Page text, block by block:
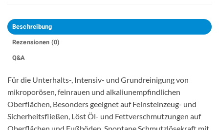
Beschreibung
Rezensionen (0)
Q&A
Für die Unterhalts-, Intensiv- und Grundreinigung von
mikroporösen, feinrauen und alkaliunempfindlichen
Oberflächen, Besonders geeignet auf Feinsteinzeug- und
Sicherheitsfließen, Löst Öl- und Fettverschmutzungen auf
Oberflächen und Fußböden, Spontane Schmutzlösekraft mit